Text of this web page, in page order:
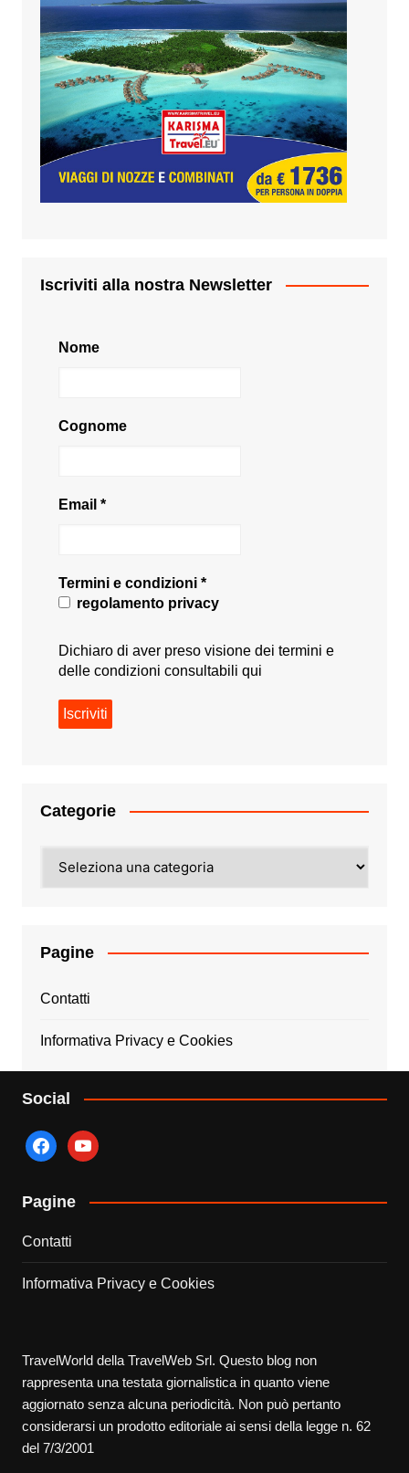
Iscriviti alla nostra Newsletter
Nome
Cognome
Email *
Termini e condizioni *
regolamento privacy
Dichiaro di aver preso visione dei termini e
delle condizioni consultabili qui
Categorie
Pagine
Contatti
Informativa Privacy e Cookies
Social
facebookyoutube
Pagine
Contatti
Informativa Privacy e Cookies
TravelWorld della TravelWeb Srl. Questo blog non
rappresenta una testata giornalistica in quanto viene
aggiornato senza alcuna periodicità. Non può pertanto
considerarsi un prodotto editoriale ai sensi della legge n. 62
del 7/3/2001